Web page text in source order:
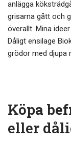
o
o
k
anlägga
grisarna gått och
överallt. Mina
Dåligt ensilage
grödor med
Köpa
eller